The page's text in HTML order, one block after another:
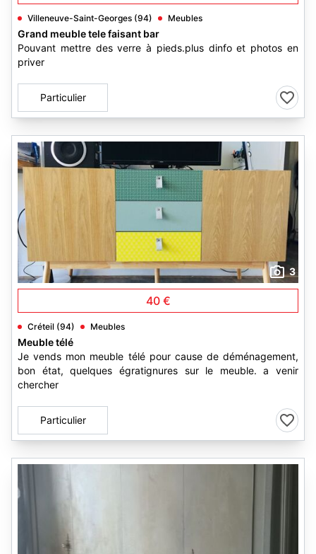
Villeneuve-Saint-Georges (94) Meubles
Grand meuble tele faisant bar
Pouvant mettre des verre à pieds.plus dinfo et photos en
priver
Particulier
3
40 €
Créteil (94) Meubles
Meuble télé
Je vends mon meuble télé pour cause de déménagement,
bon état, quelques égratignures sur le meuble. a venir
chercher
Particulier